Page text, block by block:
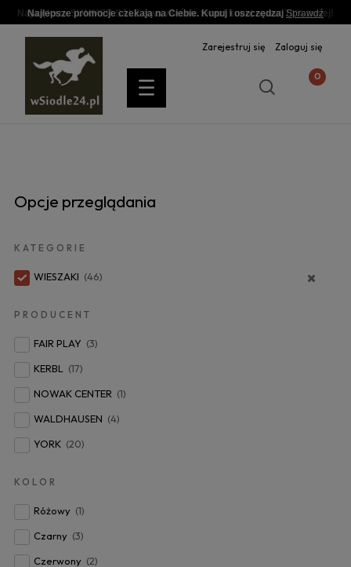
Najlepsze promocje czekają na Ciebie. Kupuj i oszczędzajSprawdź
Zarejestruj się Zaloguj się
Opcje przeglądania
KATEGORIE
WIESZAKI (46)
PRODUCENT
FAIR PLAY (3)
KERBL
(17)
NOWAK CENTER (1)
WALDHAUSEN (4)
YORK (20)
KOLOR
Różowy (1)
Czarny (3)
Czerwony (2)